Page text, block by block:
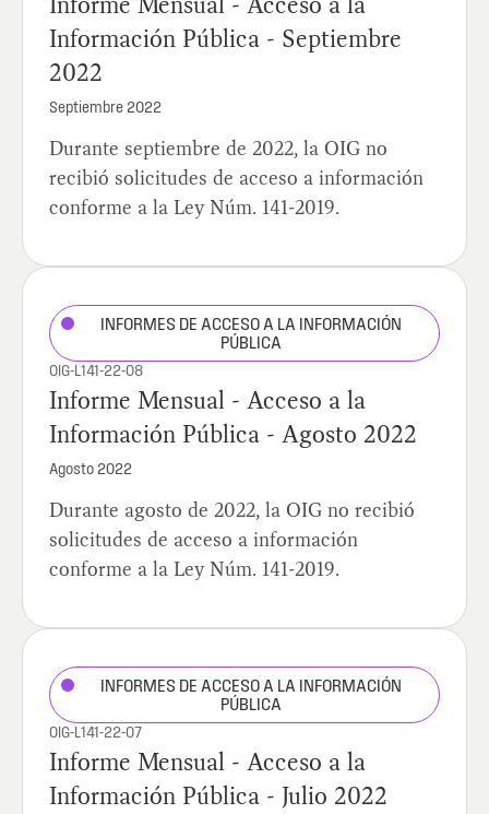
Información Pública - Septiembre
2022
Septiembre 2022
Durante septiembre de 2022, la OIG no
recibió solicitudes de acceso a información
conforme a la Ley Núm. 141-2019.
INFORMES DE ACCESO A LA INFORMACIÓN
PÚBLICA
OIG-L141-22-08
Informe Mensual - Acceso a la
Información Pública - Agosto 2022
Agosto 2022
Durante agosto de 2022, la OIG no recibió
solicitudes de acceso a información
conforme a la Ley Núm. 141-2019.
INFORMES DE ACCESO A LA INFORMACIÓN
PÚBLICA
OIG-L141-22-07
Informe Mensual - Acceso a la
Información Pública - Julio 2022